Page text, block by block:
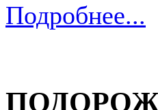
Подробнее...